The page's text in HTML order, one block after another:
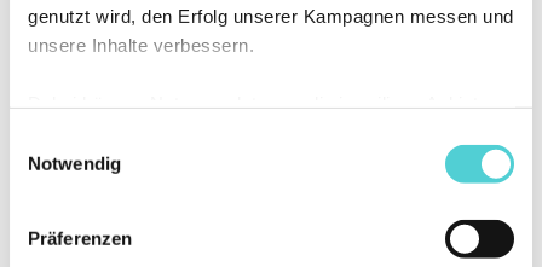
genutzt wird, den Erfolg unserer Kampagnen messen und
unsere Inhalte verbessern.
selbst entscheiden, welchen Kategorien Sie zustimmen
möchten. Ihre Auswahl können Sie jederzeit ändern oder
Notwendig
Präferenzen